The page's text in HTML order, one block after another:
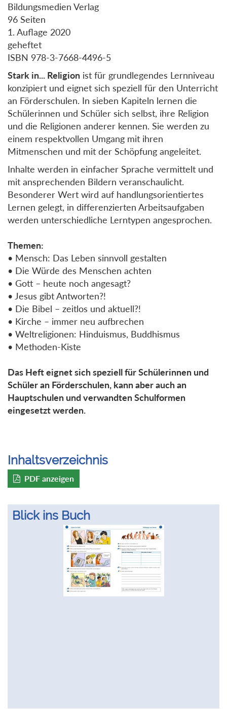
Bildungsmedien Verlag
96 Seiten
1. Auflage 2020
geheftet
ISBN 978-3-7668-4496-5
Stark in... Religion ist für grundlegendes Lernniveau
konzipiert und eignet sich speziell für den Unterricht
an Förderschulen. In sieben Kapiteln lernen die
Schülerinnen und Schüler sich selbst, ihre Religion
und die Religionen anderer kennen. Sie werden zu
einem respektvollen Umgang mit ihren
Mitmenschen und mit der Schöpfung angeleitet.
Inhalte werden in einfacher Sprache vermittelt und
mit ansprechenden Bildern veranschaulicht.
Besonderer Wert wird auf handlungsorientiertes
Lernen gelegt, in differenzierten Arbeitsaufgaben
werden unterschiedliche Lerntypen angesprochen.
Themen:
• Mensch: Das Leben sinnvoll gestalten
• Die Würde des Menschen achten
• Gott – heute noch angesagt?
• Jesus gibt Antworten?!
• Die Bibel – zeitlos und aktuell?!
• Kirche – immer neu aufbrechen
• Weltreligionen: Hinduismus, Buddhismus
• Methoden-Kiste
Das Heft eignet sich speziell für Schülerinnen und
Schüler an Förderschulen, kann aber auch an
Hauptschulen und verwandten Schulformen
eingesetzt werden.
Inhaltsverzeichnis
PDF anzeigen
Blick ins Buch